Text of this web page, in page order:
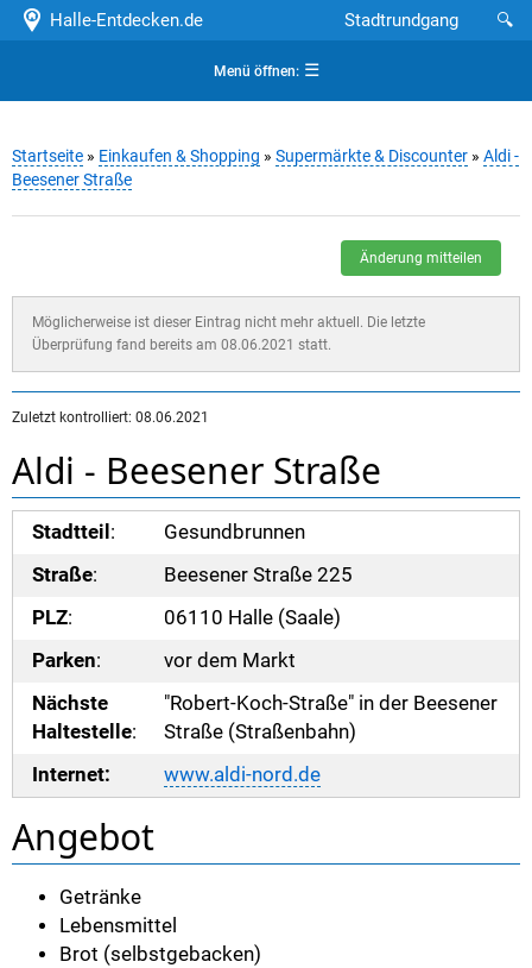
Halle-Entdecken.de 🔍
Stadtrundgang
Menü öffnen:☰
Startseite » Einkaufen & Shopping » Supermärkte & Discounter » Aldi -
Beesener Straße
Änderung mitteilen
Möglicherweise ist dieser Eintrag nicht mehr aktuell. Die letzte
Überprüfung fand bereits am 08.06.2021 statt.
Zuletzt kontrolliert: 08.06.2021
Aldi - Beesener Straße
Stadtteil :
Gesundbrunnen
Straße:
Beesener Straße 225
PLZ:
06110 Halle (Saale)
Parken:
vor dem Markt
Nächste
Haltestelle:
"Robert-Koch-Straße" in der Beesener
Straße (Straßenbahn)
Internet:
www.aldi-nord.de
Angebot
Getränke
Lebensmittel
Brot (selbstgebacken)